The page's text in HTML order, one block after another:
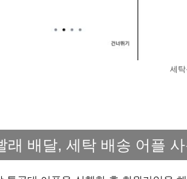
세
래 배달, 세탁 배송 어플